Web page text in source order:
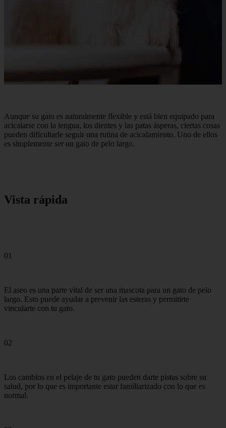
Aunque su gato es naturalmente flexible y está bien equipado para
acicalarse con la lengua, los dientes y las patas ásperas, ciertas cosas
pueden dificultarle seguir una rutina de acicalamiento. Uno de ellos
es simplemente ser un gato de pelo largo.
Vista rápida
01
El aseo es una parte vital de ser una mascota para un gato de pelo
largo. Esto puede ayudar a prevenir las esteras y permitirte
vincularte con tu gato.
02
Los cambios en el pelaje de tu gato pueden darte pistas sobre su
salud, por lo que es importante estar familiarizado con lo que es
normal.